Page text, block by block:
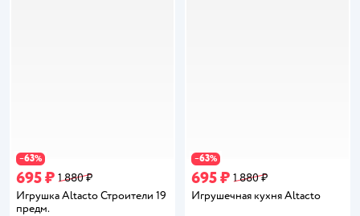
−63%
695 ₽ 1 880 ₽
Игрушка Altacto Строители 19
предм.
−63%
695 ₽ 1 880 ₽
Игрушечная кухня Altacto